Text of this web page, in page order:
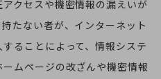
クセスや機密情報の漏えいが
たない者が、インターネット
ることによって、情報システ
ムページの改ざんや機密情報